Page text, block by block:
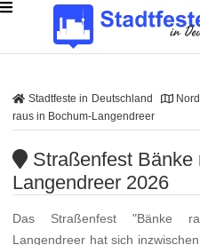
Stadtfeste in Deutschland
raus in Bochum-Langendreer
Straßenfest Bänke
Langendreer 2026
Das Straßenfest "Bänke
Langendreer hat sich